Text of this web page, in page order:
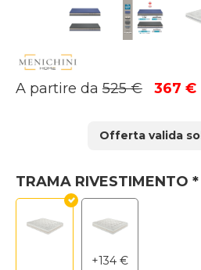
A partire da 525€
Il
era:
367 €Il
Offerta valida
TRAMA RIVESTIMENTO *
+134 €